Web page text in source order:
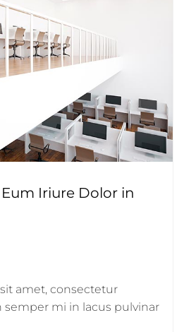
Iriure Dolor in
amet, consectetur
semper mi in lacus pulvinar